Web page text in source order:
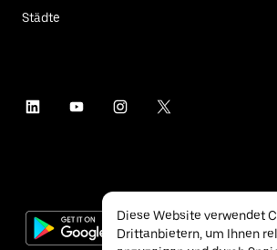
Städte
Diese Website verwendet
Drittanbietern, um Ihnen